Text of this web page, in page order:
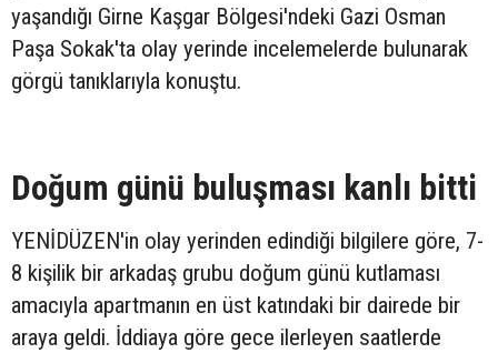
yaşandığı Girne Kaşgar Bölgesi'ndeki Gazi Osman
Paşa Sokak'ta olay yerinde incelemelerde bulunarak
görgü tanıklarıyla konuştu.
Doğum günü buluşması kanlı bitti
YENİDÜZEN'in olay yerinden edindiği bilgilere göre, 7-
8 kişilik bir arkadaş grubu doğum günü kutlaması
amacıyla apartmanın en üst katındaki bir dairede bir
araya geldi. İddiaya göre gece ilerleyen saatlerde